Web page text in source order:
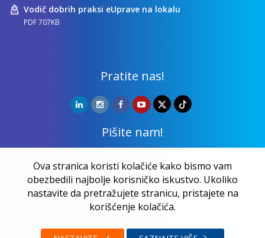
Vodič dobrih praksi eUprave na lokalu
PDF 707KB
Pratite nas!
Pišite nam!
Kontakt
NALED| 20 godina zajedno činimo razliku |
Sva prava zadržana 2026.
Privatnost i zaštita podataka
Ova stranica koristi kolačiće kako bismo vam
obezbedili najbolje korisničko iskustvo. Ukoliko
nastavite da pretražujete stranicu, pristajete na
korišćenje kolačića.